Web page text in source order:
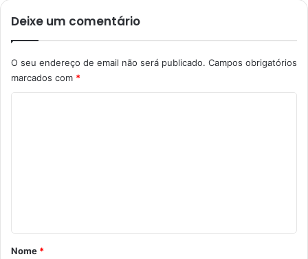
Deixe um comentário
O seu endereço de email não será publicado. Campos obrigatórios
marcados com *
r
Nome *